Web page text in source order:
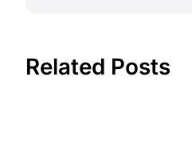
Related Posts